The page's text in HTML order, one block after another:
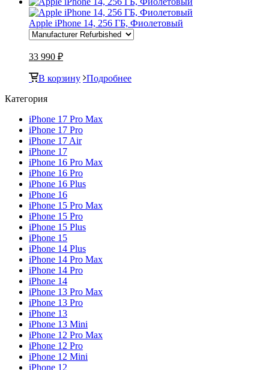
Apple iPhone 14, 256 ГБ, Фиолетовый
33 990 ₽
В корзину Подробнее
Категория
iPhone 17 Pro Max
iPhone 17 Pro
iPhone 17 Air
iPhone 17
iPhone 16 Pro Max
iPhone 16 Pro
iPhone 16 Plus
iPhone 16
iPhone 15 Pro Max
iPhone 15 Pro
iPhone 15 Plus
iPhone 15
iPhone 14 Plus
iPhone 14 Pro Max
iPhone 14 Pro
iPhone 14
iPhone 13 Pro Max
iPhone 13 Pro
iPhone 13
iPhone 13 Mini
iPhone 12 Pro Max
iPhone 12 Pro
iPhone 12 Mini
iPhone 12